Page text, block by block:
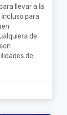
llevar a la
para
de
de